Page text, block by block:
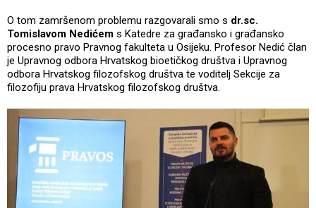
O tom zamršenom problemu razgovarali smo s dr.sc.
Tomislavom Nedićem s Katedre za građansko i građansko
procesno pravo Pravnog fakulteta u Osijeku. Profesor Nedić član
je Upravnog odbora Hrvatskog bioetičkog društva i Upravnog
odbora Hrvatskog filozofskog društva te voditelj Sekcije za
filozofiju prava Hrvatskog filozofskog društva.